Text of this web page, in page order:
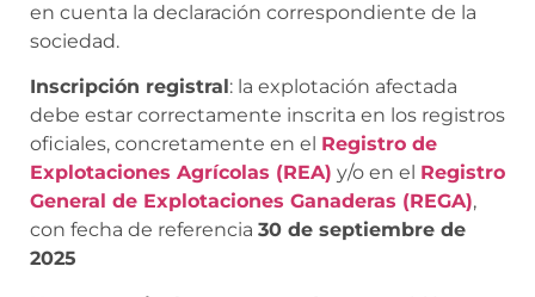
en cuenta la declaración correspondiente de la
sociedad.
Inscripción registral : la explotación afectada
debe estar correctamente inscrita en los registros
oficiales, concretamente en el Registro de
Explotaciones Agrícolas (REA) y/o en el Registro
General de Explotaciones Ganaderas (REGA),
con fecha de referencia 30 de septiembre de
2025